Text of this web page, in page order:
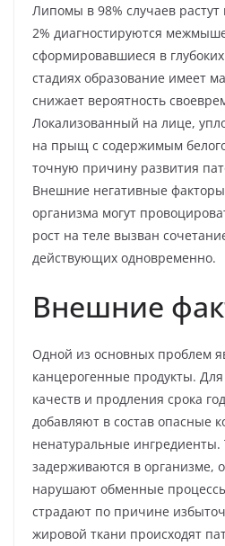
Липомы в 98% случаев растут
2% диагностируются
сформировавшиеся в
стадиях образование имеет
снижает вероятность
Локализованный на лице,
на прыщ с содержимым
точную причину развития
Внешние негативные
организма могут
рост на теле вызван
действующих одновременно.
Внешние
Одной из основных проблем
канцерогенные продукты.
качеств и продления срока
добавляют в состав опасные
ненатуральные ингредиенты.
задерживаются в организме,
нарушают обменные
страдают по причине
жировой ткани происходят